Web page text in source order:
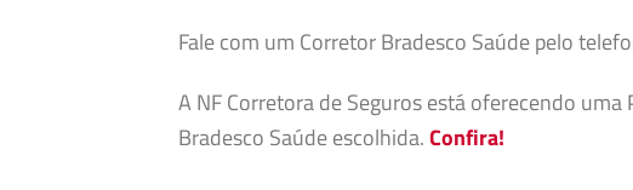
Fale com um Corretor Bradesco Saúde pelo
A NF Corretora de Seguros está oferecendo
Bradesco Saúde escolhida.Confira!